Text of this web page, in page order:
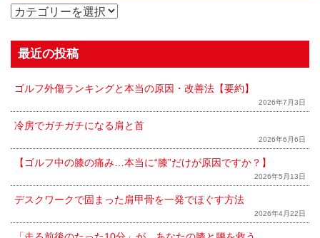
最近の投稿
ゴルフ外傷ランキングと本当の原因・改善法【要約】
2026年7月3日
冷房でガチガチになる肩と首
2026年6月6日
【ゴルフ中の膝の痛み…本当に“膝”だけが原因ですか？】
2026年5月13日
デスクワークで固まった肩甲骨を一発でほぐす方法
2026年4月22日